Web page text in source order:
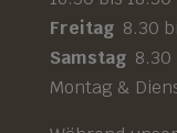
Freitag8.30
Samstag8.30
Montag &